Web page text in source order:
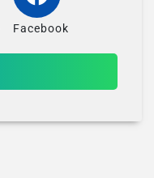
Facebook